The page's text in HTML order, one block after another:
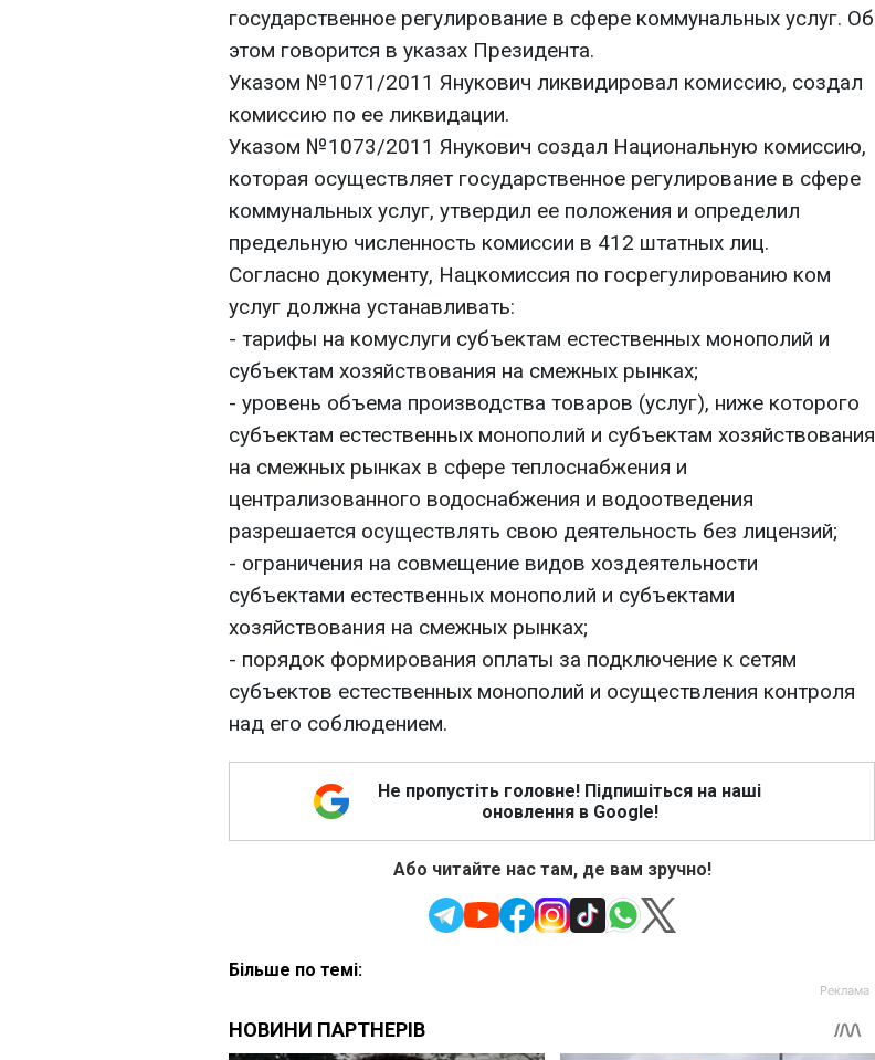
государственное регулирование в сфере коммунальных услуг. Об
этом говорится в указах Президента.
Указом №1071/2011 Янукович ликвидировал комиссию, создал
комиссию по ее ликвидации.
Указом №1073/2011 Янукович создал Национальную комиссию,
которая осуществляет государственное регулирование в сфере
коммунальных услуг, утвердил ее положения и определил
предельную численность комиссии в 412 штатных лиц.
Согласно документу, Нацкомиссия по госрегулированию ком
услуг должна устанавливать:
- тарифы на комуслуги субъектам естественных монополий и
субъектам хозяйствования на смежных рынках;
- уровень объема производства товаров (услуг), ниже которого
субъектам естественных монополий и субъектам хозяйствования
на смежных рынках в сфере теплоснабжения и
централизованного водоснабжения и водоотведения
разрешается осуществлять свою деятельность без лицензий;
- ограничения на совмещение видов хоздеятельности
субъектами естественных монополий и субъектами
хозяйствования на смежных рынках;
- порядок формирования оплаты за подключение к сетям
субъектов естественных монополий и осуществления контроля
над его соблюдением.
Не пропустіть головне! Підпишіться на наші
оновлення в Google!
Або читайте нас там, де вам зручно!
Більше по темі: